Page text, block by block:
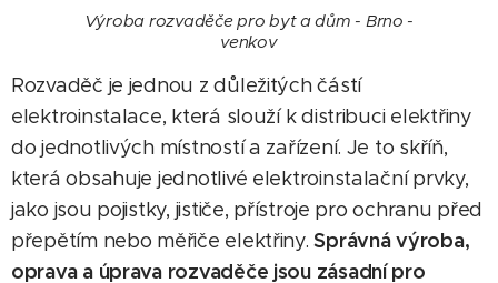
Výroba rozvaděče pro byt a dům - Brno -
venkov
Rozvaděč je jednou z důležitých částí
elektroinstalace, která slouží k distribuci elektřiny
do jednotlivých místností a zařízení. Je to skříň,
která obsahuje jednotlivé elektroinstalační prvky,
jako jsou pojistky, jističe, přístroje pro ochranu před
přepětím nebo měřiče elektřiny.Správná výroba,
oprava a úprava rozvaděče jsou zásadní pro